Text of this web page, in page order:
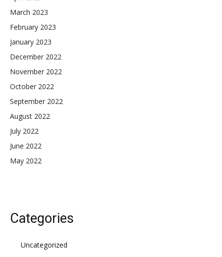
March 2023
February 2023
January 2023
December 2022
November 2022
October 2022
September 2022
August 2022
July 2022
June 2022
May 2022
Categories
Uncategorized